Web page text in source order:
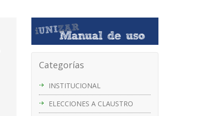
Categorías
INSTITUCIONAL
ELECCIONES A CLAUSTRO